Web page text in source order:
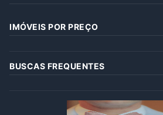
IMÓVEIS POR PREÇO
BUSCAS FREQUENTES